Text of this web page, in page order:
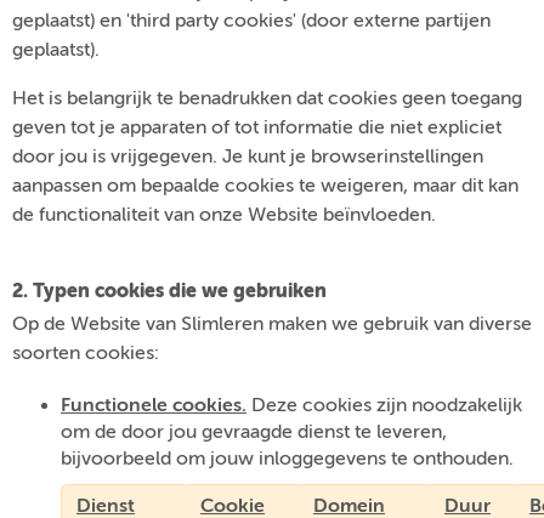
geplaatst) en 'third party cookies' (door externe partijen
geplaatst).
Het is belangrijk te benadrukken dat cookies geen toegang
geven tot je apparaten of tot informatie die niet expliciet
door jou is vrijgegeven. Je kunt je browserinstellingen
aanpassen om bepaalde cookies te weigeren, maar dit kan
de functionaliteit van onze Website beïnvloeden.
2. Typen cookies die we gebruiken
Op de Website van Slimleren maken we gebruik van diverse
soorten cookies:
Functionele cookies. Deze cookies zijn noodzakelijk
om de door jou gevraagde dienst te leveren,
bijvoorbeeld om jouw inloggegevens te onthouden.
Dienst Cookie Domein Duur